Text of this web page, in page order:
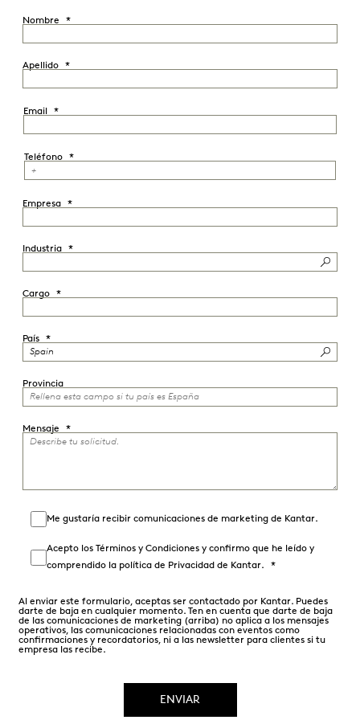
Nombre
Apellido
Email
Teléfono
Empresa
Industria
Cargo
País
Provincia
Mensaje
Me gustaría recibir comunicaciones de marketing de Kantar.
Acepto los Términos y Condiciones y confirmo que he leído y
comprendido la política de Privacidad de Kantar.
Al enviar este formulario, aceptas ser contactado por Kantar. Puedes
darte de baja en cualquier momento. Ten en cuenta que darte de baja
de las comunicaciones de marketing (arriba) no aplica a los mensajes
operativos, las comunicaciones relacionadas con eventos como
confirmaciones y recordatorios, ni a las newsletter para clientes si tu
empresa las recibe.
ENVIAR